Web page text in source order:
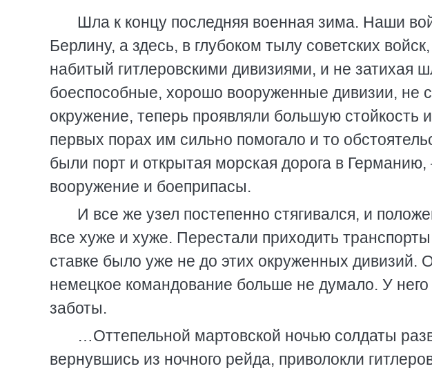
Шла к концу последняя военная зима. Наши
Берлину, а здесь, в глубоком тылу советских
набитый гитлеровскими дивизиями, и не затихая
боеспособные, хорошо вооруженные дивизии, не
окружение, теперь проявляли большую стойкость
первых порах им сильно помогало и то
были порт и открытая морская дорога в
вооружение и боеприпасы.
И все же узел постепенно стягивался, и
все хуже и хуже. Перестали приходить
ставке было уже не до этих окруженных дивизий.
немецкое командование больше не думало. У
заботы.
…Оттепельной мартовской ночью солдаты
вернувшись из ночного рейда, приволокли